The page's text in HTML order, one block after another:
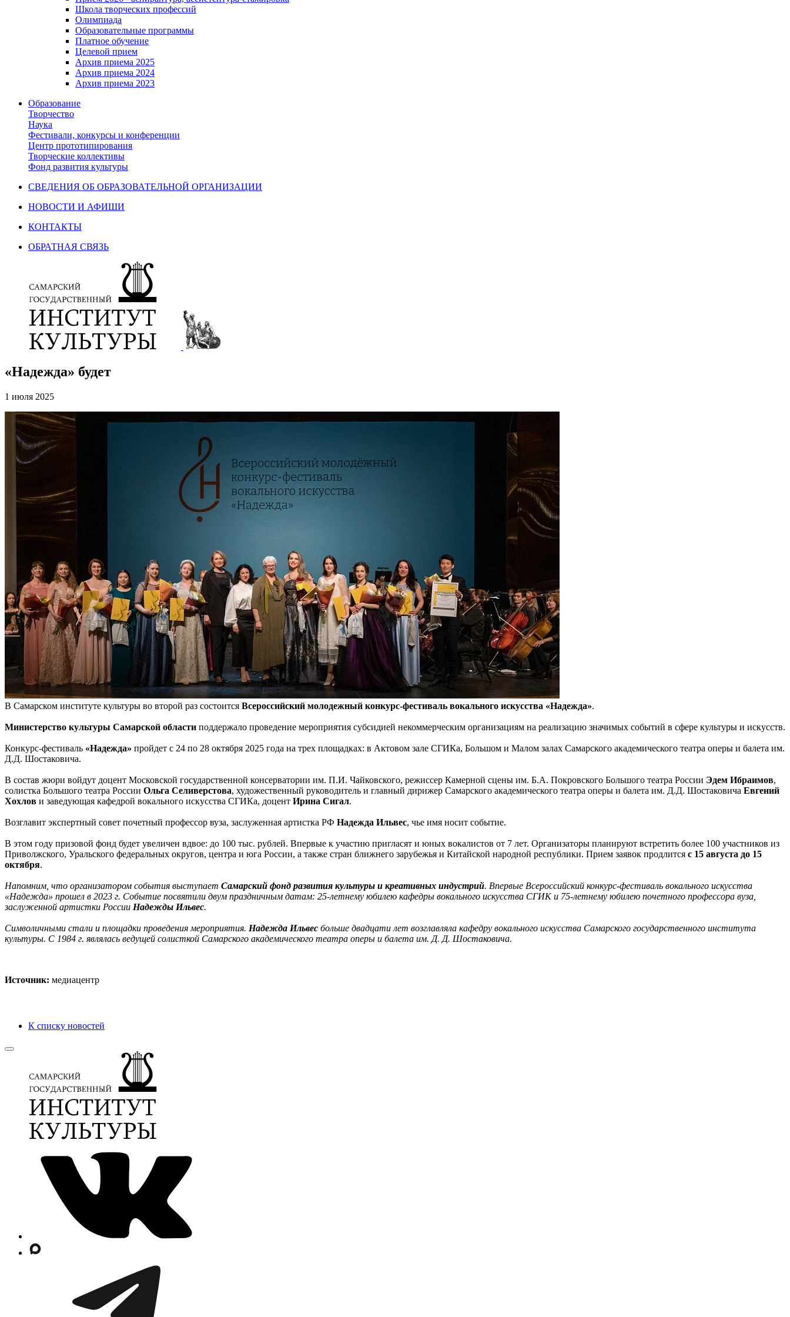
Школа творческих профессий
Олимпиада
Образовательные программы
Платное обучение
Целевой прием
Архив приема 2025
Архив приема 2024
Архив приема 2023
Образование
Творчество
Наука
Фестивали, конкурсы и конференции
Центр прототипирования
Творческие коллективы
Фонд развития культуры
СВЕДЕНИЯ ОБ ОБРАЗОВАТЕЛЬНОЙ ОРГАНИЗАЦИИ
НОВОСТИ И АФИШИ
КОНТАКТЫ
ОБРАТНАЯ СВЯЗЬ
«Надежда» будет
1 июля 2025
В Самарском институте культуры во второй раз состоится Всероссийский молодежный конкурс-фестиваль вокального искусства «Надежда».
Министерство культуры Самарской области поддержало проведение мероприятия субсидией некоммерческим организациям на реализацию значимых событий в сфере культуры и искусств.
Конкурс-фестиваль «Надежда» пройдет с 24 по 28 октября 2025 года на трех площадках: в Актовом зале СГИКа, Большом и Малом залах Самарского академического театра оперы и балета им.
Д.Д. Шостаковича.
В состав жюри войдут доцент Московской государственной консерватории им. П.И. Чайковского, режиссер Камерной сцены им. Б.А. Покровского Большого театра России Эдем Ибраимов,
солистка Большого театра России Ольга Селиверстова, художественный руководитель и главный дирижер Самарского академического театра оперы и балета им. Д.Д. Шостаковича Евгений
Хохлов и заведующая кафедрой вокального искусства СГИКа, доцент Ирина Сигал.
Возглавит экспертный совет почетный профессор вуза, заслуженная артистка РФ Надежда Ильвес, чье имя носит событие.
В этом году призовой фонд будет увеличен вдвое: до 100 тыс. рублей. Впервые к участию пригласят и юных вокалистов от 7 лет. Организаторы планируют встретить более 100 участников из
Приволжского, Уральского федеральных округов, центра и юга России, а также стран ближнего зарубежья и Китайской народной республики. Прием заявок продлится с 15 августа до 15
октября.
Напомним, что организатором события выступает Самарский фонд развития культуры и креативных индустрий. Впервые Всероссийский конкурс-фестиваль вокального искусства
«Надежда» прошел в 2023 г. Событие посвятили двум праздничным датам: 25-летнему юбилею кафедры вокального искусства СГИК и 75-летнему юбилею почетного профессора вуза,
заслуженной артистки России Надежды Ильвес.
Символичными стали и площадки проведения мероприятия. Надежда Ильвес больше двадцати лет возглавляла кафедру вокального искусства Самарского государственного института
культуры. С 1984 г. являлась ведущей солисткой Самарского академического театра оперы и балета им. Д. Д. Шостаковича.
Источник: медиацентр
К списку новостей